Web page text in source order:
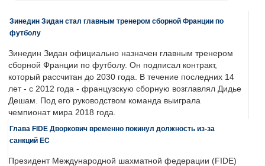
Зинедин Зидан стал главным тренером сборной Франции по
футболу
Зинедин Зидан официально назначен главным тренером
сборной Франции по футболу. Он подписал контракт,
который рассчитан до 2030 года. В течение последних 14
лет - с 2012 года - французскую сборную возглавлял Дидье
Дешам. Под его руководством команда выиграла
чемпионат мира 2018 года.
Глава FIDE Дворкович временно покинул должность из-за
санкций ЕС
Президент Международной шахматной федерации (FIDE)